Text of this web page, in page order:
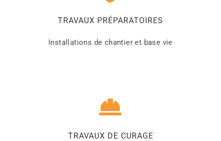
TRAVAUX PRÉPARATOIRES
Installations de chantier et base vie
TRAVAUX DE CURAGE